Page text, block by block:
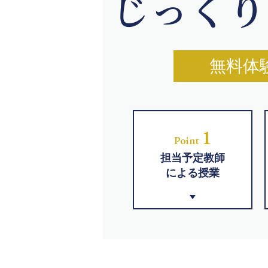
じっく
無料体
Point 1
担当予定教師
による授業